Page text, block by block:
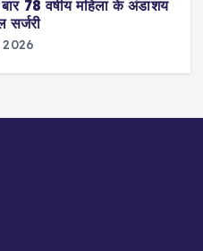
78 वर्षीय महिला के अंडाशय